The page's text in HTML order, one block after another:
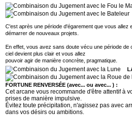
C'est après une période d'égarement que vous allez
démarrer de nouveaux projets.
En effet, vous avez sans doute vécu une période
ciel devient plus clair et vous allez
pouvoir agir de manière concrète, pragmatique.
FORTUNE RENVERSÉE (avec... ou avec... ) :
Cet arcane vous recommande d'être attentif à
prises de manière impulsive.
Évitez toute précipitation, n'agissez pas avec
dans vos désirs ou ambitions.